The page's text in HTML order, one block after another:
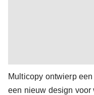
Multicopy ontwierp
een nieuw design voor